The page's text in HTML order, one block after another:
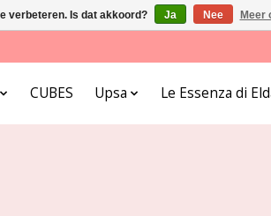
CUBES Upsa Le Essenza di
verbeteren. Is dat akkoord? Ja Nee Meer